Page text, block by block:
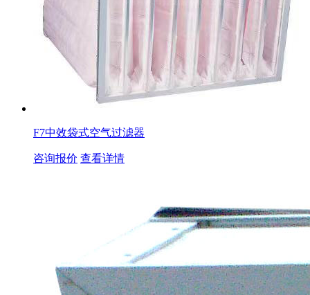
F7中效袋式空气过滤器
咨询报价 查看详情